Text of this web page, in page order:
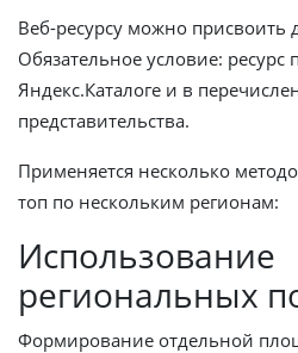
Веб-ресурсу можно присвоить
Обязательное условие: ресурс
Яндекс.Каталоге и в
представительства.
Применяется несколько
топ по нескольким регионам:
Использование
региональных
Формирование отдельной